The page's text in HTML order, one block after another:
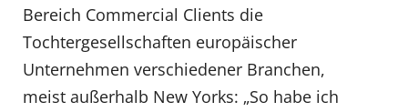
Bereich Commercial Clients die
Tochtergesellschaften europäischer
Unternehmen verschiedener Branchen,
meist außerhalb New Yorks: „So habe ich